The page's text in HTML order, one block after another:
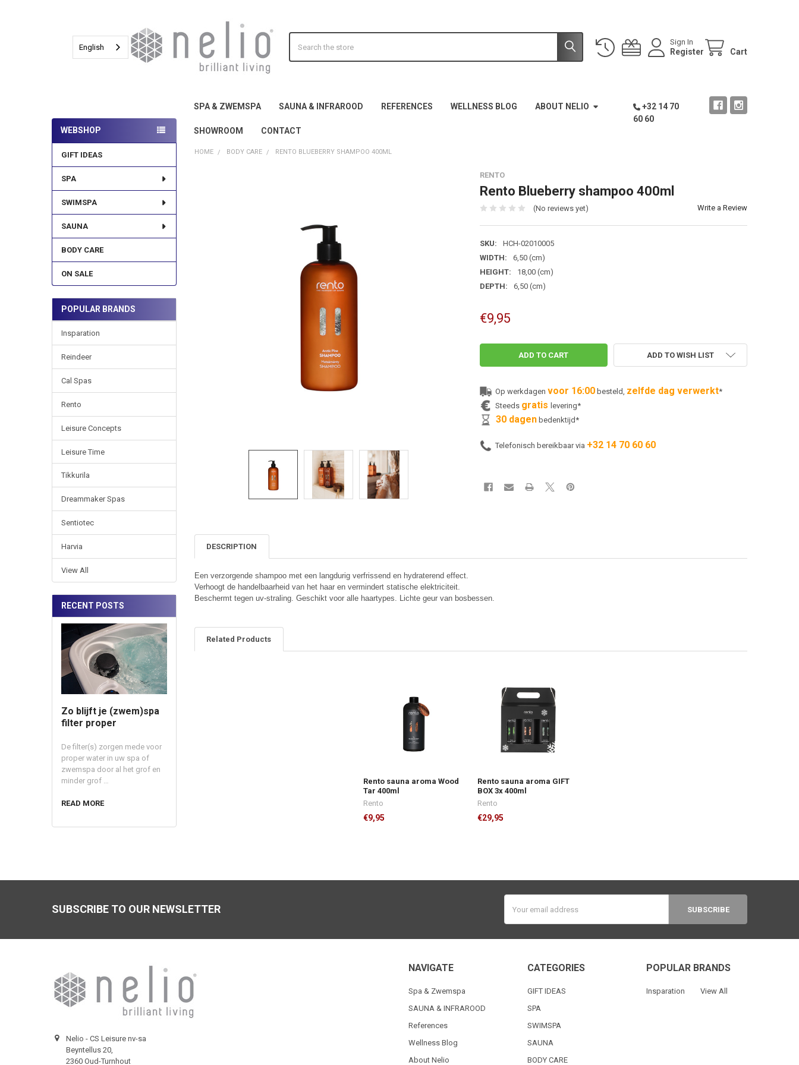
Sign In
Register Cart
English
SPA & ZWEMSPA SAUNA & INFRAROOD REFERENCES WELLNESS BLOG ABOUT NELIO
SHOWROOM CONTACT
+32 14 70
60 60
Sidebar
WEBSHOP
GIFT IDEAS
SPA
SWIMSPA
SAUNA
BODY CARE
ON SALE
POPULAR BRANDS
Insparation
Reindeer
Cal Spas
Rento
Leisure Concepts
Leisure Time
Tikkurila
Dreammaker Spas
Sentiotec
Harvia
View All
RECENT POSTS
Zo blijft je (zwem)spa
filter proper
De filter(s) zorgen mede voor
proper water in uw spa of
zwemspa door al het grof en
minder grof …
READ MORE
HOME BODY CARE RENTO BLUEBERRY SHAMPOO 400ML
RENTO
Rento Blueberry shampoo 400ml
(No reviews yet) Write a Review
SKU:
HCH-02010005
WIDTH:
6,50 (cm)
HEIGHT:
18,00 (cm)
DEPTH:
6,50 (cm)
€9,95
ADD TO WISH LIST
Op werkdagen voor 16:00besteld, zelfde dag verwerkt*
Steeds gratis levering*
30 dagenbedenktijd*
Telefonisch bereikbaar via +32 14 70 60 60
DESCRIPTION
Een verzorgende shampoo met een langdurig verfrissend en hydraterend effect.
Verhoogt de handelbaarheid van het haar en vermindert statische elektriciteit.
Beschermt tegen uv-straling. Geschikt voor alle haartypes. Lichte geur van bosbessen.
Related Products
Rento sauna aroma Wood
Tar 400ml
Rento
€9,95
Rento sauna aroma GIFT
BOX 3x 400ml
Rento
€29,95
SUBSCRIBE TO OUR NEWSLETTER
Address
Nelio - CS Leisure nv-sa
Beyntellus 20,
2360 Oud-Turnhout
NAVIGATE
Spa & Zwemspa
SAUNA & INFRAROOD
References
Wellness Blog
About Nelio
CATEGORIES
GIFT IDEAS
SPA
SWIMSPA
SAUNA
BODY CARE
POPULAR BRANDS
Insparation View All